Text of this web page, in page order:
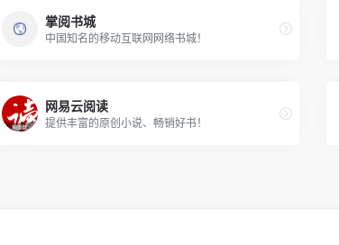
掌阅书城
中国知名的移动互联网网络书城！
网易云阅读
提供丰富的原创小说、畅销好书！